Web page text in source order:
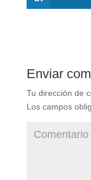
Enviar
Tu dirección de
Los campos